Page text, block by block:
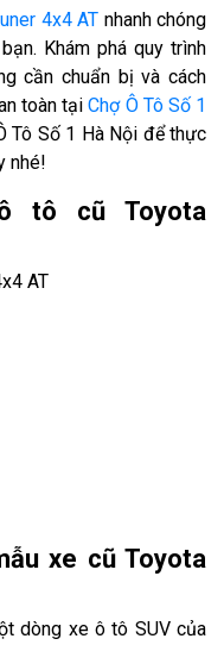
4x4 AT nhanh chóng
Khám phá quy trình
cần chuẩn bị và cách
toàn tạiChợ Ô Tô Số 1
Tô Số 1 Hà Nội để thực
nhé!
tô cũ Toyota
AT
xe cũ Toyota
dòng xe ô tô SUV của